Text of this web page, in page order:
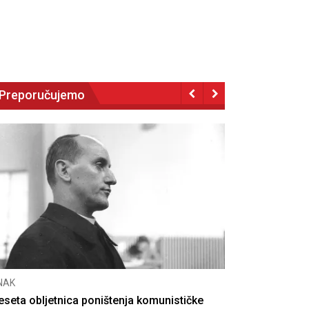
Preporučujemo
obljetnica poništenja komunističke